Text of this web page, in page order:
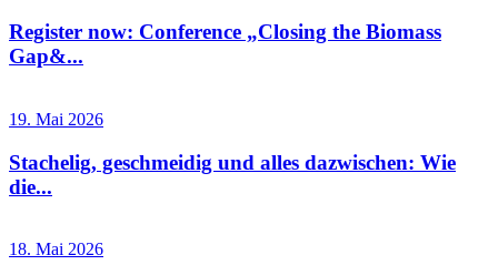
Register now: Conference „Closing the Biomass
Gap&...
19. Mai 2026
Stachelig, geschmeidig und alles dazwischen: Wie
die...
18. Mai 2026